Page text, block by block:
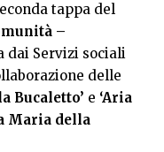
tappa del
–
dai Servizi sociali
delle
Bucaletto’ e ‘Aria
Maria della